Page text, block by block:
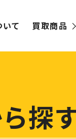
いて
取
買取商品
探